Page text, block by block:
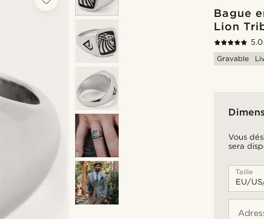
Bague
Lion
5.0
Gravable
Vous
sera
Taille